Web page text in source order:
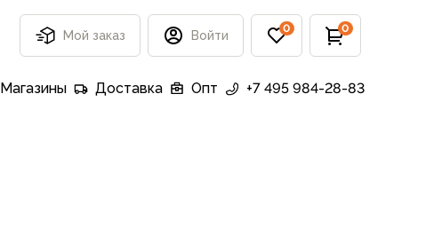
Мой заказ Войти 0 0
Магазины Доставка Опт +7 495 984-28-83